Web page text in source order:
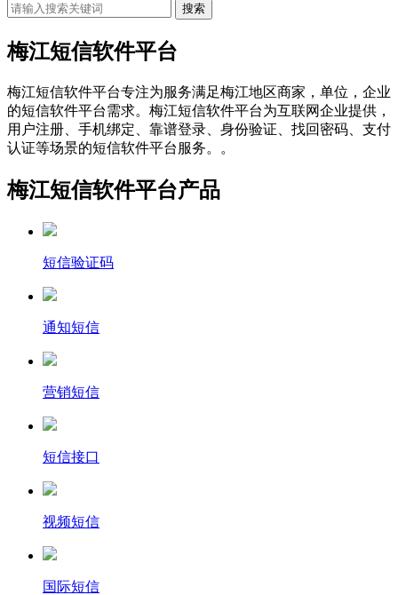
搜索
梅江短信软件平台
梅江短信软件平台专注为服务满足梅江地区商家，单位，企业
的短信软件平台需求。梅江短信软件平台为互联网企业提供，
用户注册、手机绑定、靠谱登录、身份验证、找回密码、支付
认证等场景的短信软件平台服务。。
梅江短信软件平台产品
短信验证码
通知短信
营销短信
短信接口
视频短信
国际短信